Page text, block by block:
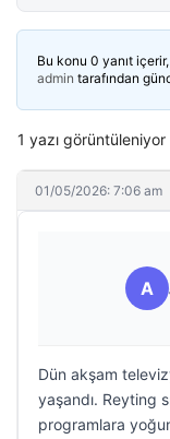
Bu konu 0 yanıt
admin tarafından
1 yazı
01/05/2026: 7:06 am
A
Dün akşam
yaşandı. Reyting
programlara